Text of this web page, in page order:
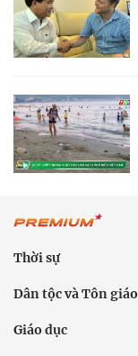
Thời sự
Dân tộc và Tôn giáo
Giáo dục